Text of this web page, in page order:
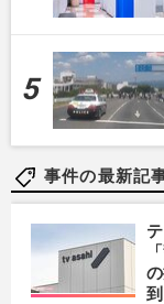
事件の最新記
到